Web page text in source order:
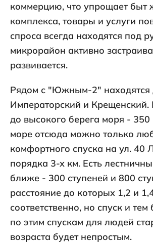
коммерцию, что упрощает быт
комплекса, товары и услуги
спроса всегда находятся под
микрорайон активно
развивается.
Рядом с "Южным-2" находятся
Императорский и Крещенский.
до высокого берега моря - 350
море отсюда можно только
комфортного спуска на ул. 40
порядка 3-х км. Есть
ближе - 300 ступеней и 800
расстояние до которых 1,2 и
соответственно, но спуск и
по этим спускам для людей
возраста будет непростым.